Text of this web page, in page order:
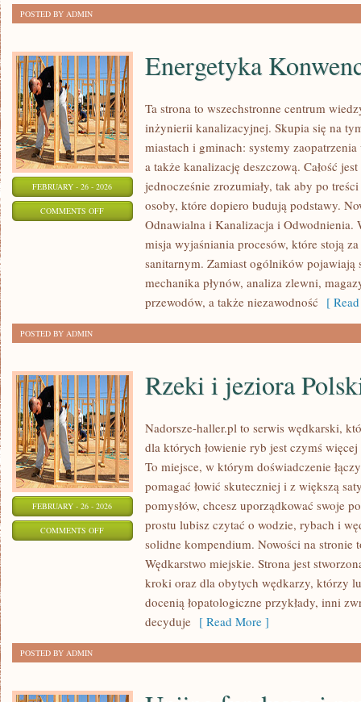
POSTED BY ADMIN
FEBRUARY - 26 - 2026
COMMENTS OFFON
ENERGETYKA
KONWENCJONALNA
Energetyka
Ta strona to wszechstronne centrum
inżynierii kanalizacyjnej. Skupia się na
miastach i gminach: systemy
a także kanalizację deszczową. Całość
jednocześnie zrozumiały, tak aby po
osoby, które dopiero budują podstawy.
Odnawialna i Kanalizacja i Odwodnienia.
misja wyjaśniania procesów, które stoją
sanitarnym. Zamiast ogólników
mechanika płynów, analiza zlewni,
przewodów, a także niezawodność [
POSTED BY ADMIN
FEBRUARY - 26 - 2026
COMMENTS OFFON
Rzeki i jeziora
Nadorsze-haller.pl to serwis wędkarski,
dla których łowienie ryb jest czymś
To miejsce, w którym doświadczenie
pomagać łowić skuteczniej i z większą
pomysłów, chcesz uporządkować swoje
prostu lubisz czytać o wodzie, rybach i
solidne kompendium. Nowości na stronie
Wędkarstwo miejskie. Strona jest
kroki oraz dla obytych wędkarzy, którzy
docenią łopatologiczne przykłady, inni
decyduje [ Read More ]
POSTED BY ADMIN